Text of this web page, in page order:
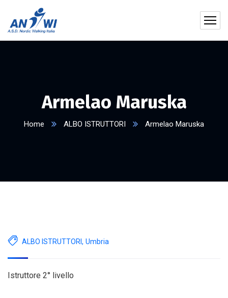
Armelao Maruska
Home ALBO ISTRUTTORI Armelao Maruska
ALBO ISTRUTTORI, Umbria
Istruttore 2° livello